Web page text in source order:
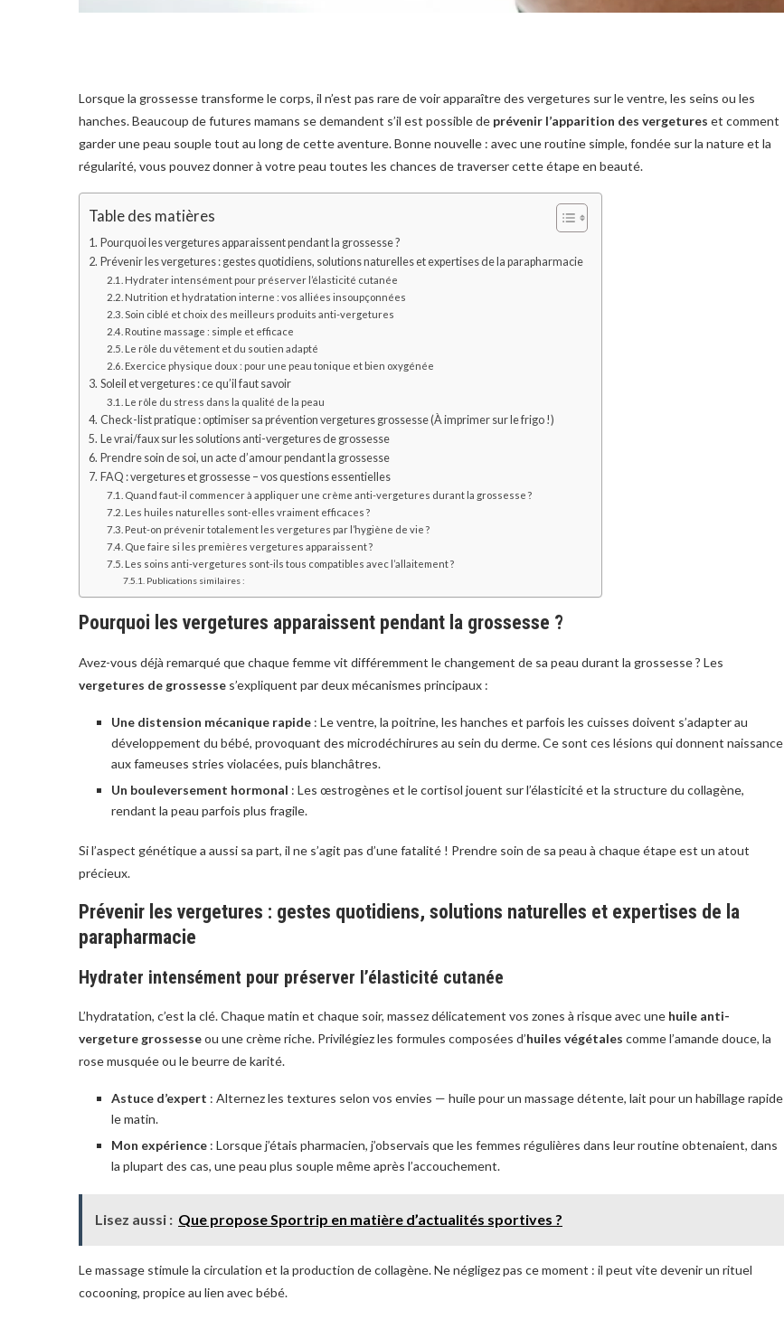
Lorsque la grossesse transforme le corps, il n’est pas rare de voir apparaître des vergetures sur le ventre, les seins ou les
hanches. Beaucoup de futures mamans se demandent s’il est possible de prévenir l’apparition des vergetures et comment
garder une peau souple tout au long de cette aventure. Bonne nouvelle : avec une routine simple, fondée sur la nature et la
régularité, vous pouvez donner à votre peau toutes les chances de traverser cette étape en beauté.
Table des matières
Pourquoi les vergetures apparaissent pendant la grossesse ?
Prévenir les vergetures : gestes quotidiens, solutions naturelles et expertises de la parapharmacie
Hydrater intensément pour préserver l’élasticité cutanée
Nutrition et hydratation interne : vos alliées insoupçonnées
Soin ciblé et choix des meilleurs produits anti-vergetures
Routine massage : simple et efficace
Le rôle du vêtement et du soutien adapté
Exercice physique doux : pour une peau tonique et bien oxygénée
Soleil et vergetures : ce qu’il faut savoir
Le rôle du stress dans la qualité de la peau
Check-list pratique : optimiser sa prévention vergetures grossesse (À imprimer sur le frigo !)
Le vrai/faux sur les solutions anti-vergetures de grossesse
Prendre soin de soi, un acte d’amour pendant la grossesse
FAQ : vergetures et grossesse – vos questions essentielles
Quand faut-il commencer à appliquer une crème anti-vergetures durant la grossesse ?
Les huiles naturelles sont-elles vraiment efficaces ?
Peut-on prévenir totalement les vergetures par l’hygiène de vie ?
Que faire si les premières vergetures apparaissent ?
Les soins anti-vergetures sont-ils tous compatibles avec l’allaitement ?
Publications similaires :
Pourquoi les vergetures apparaissent pendant la grossesse ?
Avez-vous déjà remarqué que chaque femme vit différemment le changement de sa peau durant la grossesse ? Les
vergetures de grossesse s’expliquent par deux mécanismes principaux :
Une distension mécanique rapide : Le ventre, la poitrine, les hanches et parfois les cuisses doivent s’adapter au
développement du bébé, provoquant des microdéchirures au sein du derme. Ce sont ces lésions qui donnent naissance
aux fameuses stries violacées, puis blanchâtres.
Un bouleversement hormonal : Les œstrogènes et le cortisol jouent sur l’élasticité et la structure du collagène,
rendant la peau parfois plus fragile.
Si l’aspect génétique a aussi sa part, il ne s’agit pas d’une fatalité ! Prendre soin de sa peau à chaque étape est un atout
précieux.
Prévenir les vergetures : gestes quotidiens, solutions naturelles et expertises de la
parapharmacie
Hydrater intensément pour préserver l’élasticité cutanée
L’hydratation, c’est la clé. Chaque matin et chaque soir, massez délicatement vos zones à risque avec une huile anti-
vergeture grossesseou une crème riche. Privilégiez les formules composées d’huiles végétales comme l’amande douce, la
rose musquée ou le beurre de karité.
Astuce d’expert : Alternez les textures selon vos envies — huile pour un massage détente, lait pour un habillage rapide
le matin.
Mon expérience : Lorsque j’étais pharmacien, j’observais que les femmes régulières dans leur routine obtenaient, dans
la plupart des cas, une peau plus souple même après l’accouchement.
Lisez aussi : Que propose Sportrip en matière d’actualités sportives ?
Le massage stimule la circulation et la production de collagène. Ne négligez pas ce moment : il peut vite devenir un rituel
cocooning, propice au lien avec bébé.